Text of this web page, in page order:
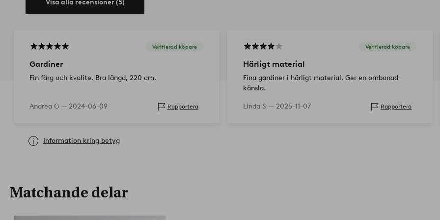
Visa alla recensioner (5)
Verifierad köpare
Gardiner
Fin färg och kvalite. Bra längd, 220 cm.
Andrea G — 2024-06-09 Rapportera
Verifierad köpare
Härligt material
Fina gardiner i härligt material. Ger en ombonad
känsla.
Linda S — 2025-11-07 Rapportera
Information kring betyg
Matchande delar